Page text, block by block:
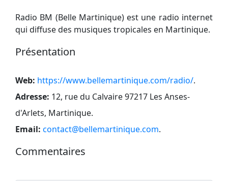
Radio BM (Belle Martinique) est une radio internet
qui diffuse des musiques tropicales en Martinique.
Présentation
Web: https://www.bellemartinique.com/radio/.
Adresse: 12, rue du Calvaire 97217 Les Anses-
d'Arlets, Martinique.
Email: contact@bellemartinique.com.
Commentaires